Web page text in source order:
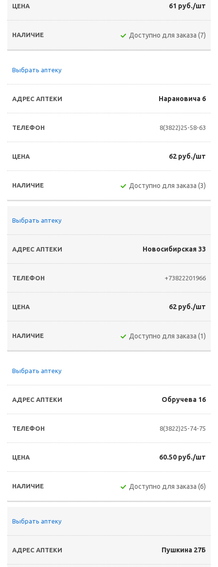
61 руб./шт
Доступно для заказа (7)
Выбрать аптеку
Нарановича 6
8(3822)25-58-63
62 руб./шт
Доступно для заказа (3)
Выбрать аптеку
Новосибирская 33
+73822201966
62 руб./шт
Доступно для заказа (1)
Выбрать аптеку
Обручева 16
8(3822)25-74-75
60.50 руб./шт
Доступно для заказа (6)
Выбрать аптеку
Пушкина 27Б